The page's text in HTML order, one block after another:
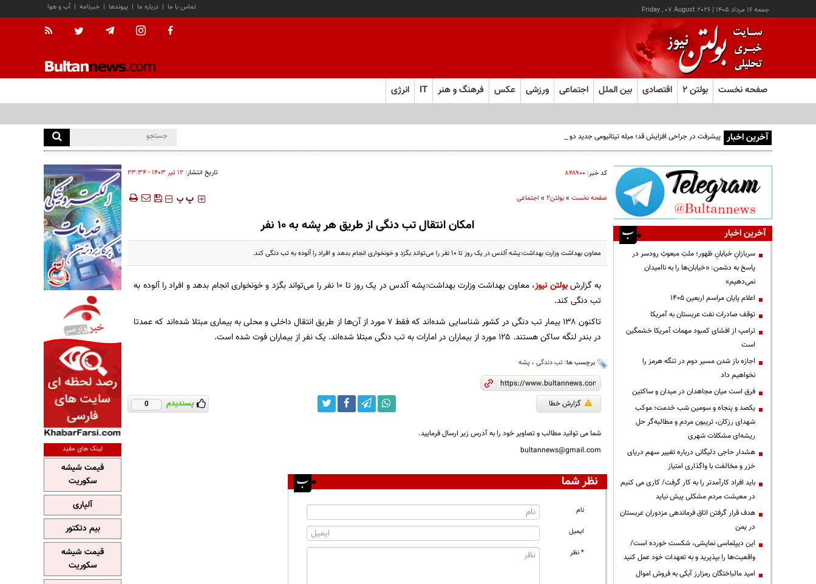
جمعه ۱۶ مرداد ۱۴۰۵ |
Friday , 07 August 2026 آب و هوا | خبرنامه | پیوندها | درباره ما | تماس با ما
صفحه نخست بولتن ۲ اقتصادی بین الملل اجتماعی ورزشی عکس فرهنگ و هنر IT انرژی
آخرین اخبار پیشرفت در جراحی افزایش قد؛ میله تیتانیومی جدید دوره نقاهت را از چند ماه به چند هفته کاهش می‌دهد
کد خبر: ۸۴۸۹۰۰ تاریخ انتشار: ۱۲ تير ۱۴۰۳ - ۲۳:۳۴
صفحه نخست»بولتن2 » اجتماعی ‍‍‍ پ پ
امکان انتقال تب دنگی از طریق هر پشه به ۱۰ نفر
معاون بهداشت وزارت بهداشت:پشه آئدس در یک روز تا ۱۰ نفر را می‌تواند بگزد و خونخواری انجام بدهد و افراد را آلوده به تب دنگی کند.
به گزارشبولتن نیوز
، معاون بهداشت وزارت بهداشت:پشه آئدس در یک روز تا ۱۰ نفر را می‌تواند بگزد و خونخواری انجام بدهد و افراد را آلوده به
تب دنگی کند.
تاکنون ۱۳۸ بیمار تب دنگی در کشور شناسایی شده‌اند که فقط ۷ مورد از آن‌ها از طریق انتقال داخلی و محلی به بیماری مبتلا شده‌اند که عمدتا
در بندر لنگه ساکن هستند. ۱۲۵ مورد از بیماران در امارات به تب دنگی مبتلا شده‌اند. یک نفر از بیماران فوت شده است.
برچسب ها: تب دندگی، پشه
گزارش خطا پسندیدم 0
شما می توانید مطالب و تصاویر خود را به آدرس زیر ارسال فرمایید.
bultannews@gmail.com
نظر شما
نام
ایمیل
* نظر
آخرین اخبار
سربازانِ خیابانِ ظهور؛ ملتِ مبعوثِ رودسر در
پاسخ به دشمن: «خیابان‌ها را به ناامیدان
نمی‌دهیم»
اعلام پایان مراسم اربعین ۱۴۰۵
توقف صادرات نفت عربستان به آمریکا
ترامپ از افشای کمبود مهمات آمریکا خشمگین
است
اجازه باز شدن مسیر دوم در تنگه هرمز را
نخواهیم داد
فرق است میان مجاهدان در میدان و ساکتین
یکصد و پنجاه و سومین شب خدمت؛ موکب
شهدای رزکان، تریبون مردم و مطالبه‌گر حل
ریشه‌ای مشکلات شهری
هشدار حاجی دلیگانی درباره تغییر سهم دریای
خزر و مخالفت با واگذاری امتیاز
باید افراد کارآمدتر را به کار گرفت/ کاری می کنیم
در معیشت مردم مشکلی پیش نیاید
هدف قرار گرفتن اتاق‌ فرماندهی مزدوران عربستان
در یمن
این دیپلماسی نمایشی، شکست خورده است/
واقعیت‌ها را بپذیرید و به تعهدات خود عمل کنید
امید مالباختگان رمزارز آبکی به فروش اموال
لینک های مفید
قیمت شیشه
سکوریت
آلپاری
بیم دتکتور
قیمت شیشه
سکوریت